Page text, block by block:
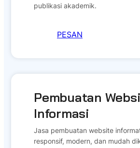
publikasi akademik.
PESAN
Pembuatan
Informasi
Jasa pembuatan website
responsif, modern, dan mudah